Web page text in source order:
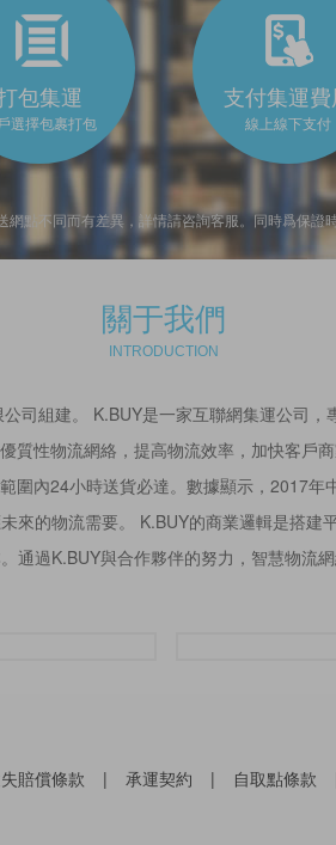
包集運
選擇包裹打包
支付集運費
線上線下支付
網點不同而有差異，詳情請咨詢客服。同時爲保證
關于我們
INTRODUCTION
司組建。 K.BUY是一家互聯網集運公司，
性物流網絡，提高物流效率，加快客戶
圍內24小時送貨必達。數據顯示，2017
來的物流需要。 K.BUY的商業邏輯是搭
通過K.BUY與合作夥伴的努力，智慧物流
賠償條款 | 承運契約 | 自取點條款